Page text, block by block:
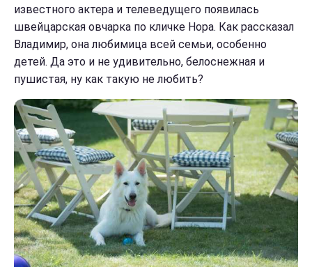
известного актера и телеведущего появилась
швейцарская овчарка по кличке Нора. Как рассказал
Владимир, она любимица всей семьи, особенно
детей. Да это и не удивительно, белоснежная и
пушистая, ну как такую не любить?